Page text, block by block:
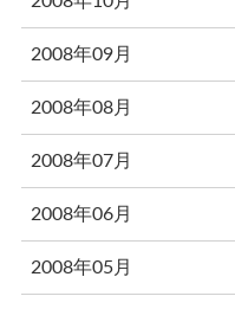
2008年09月
2008年08月
2008年07月
2008年06月
2008年05月